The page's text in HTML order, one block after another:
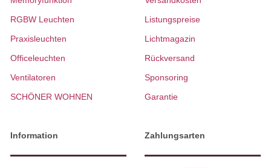
RGBW Leuchten
Praxisleuchten
Officeleuchten
Ventilatoren
SCHÖNER WOHNEN
Listungspreise
Lichtmagazin
Rückversand
Sponsoring
Garantie
Information Zahlungsarten